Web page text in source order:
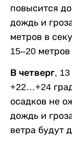
повысится
дождь и
метров в
15–20
В четверг, 13
+22…+24
осадков не
дождь и
ветра будут